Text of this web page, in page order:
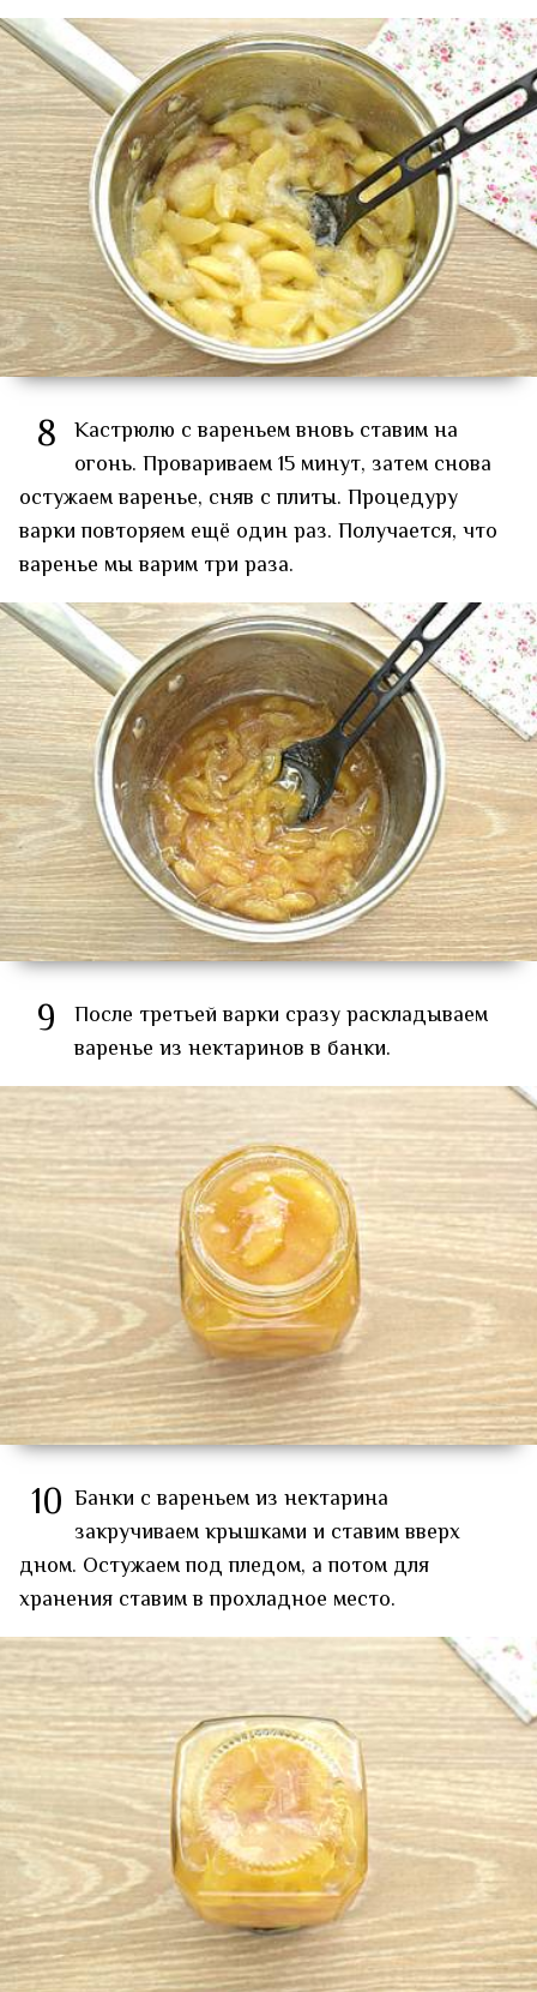
8 Кастрюлю с вареньем вновь ставим на
огонь. Провариваем 15 минут, затем снова
остужаем варенье, сняв с плиты. Процедуру
варки повторяем ещё один раз. Получается, что
варенье мы варим три раза.
9
После третьей варки сразу раскладываем
варенье из нектаринов в банки.
10 Банки с вареньем из нектарина
закручиваем крышками и ставим вверх
дном. Остужаем под пледом, а потом для
хранения ставим в прохладное место.